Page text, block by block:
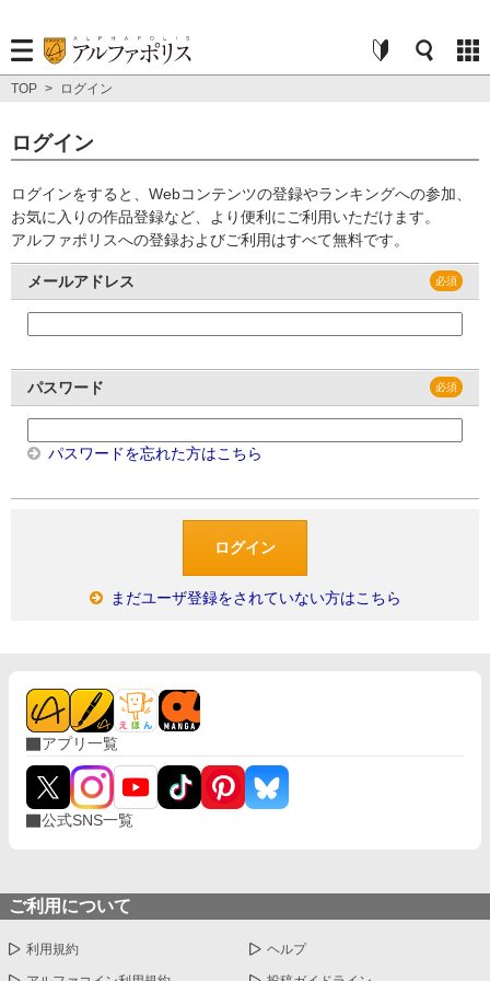
TOP > ログイン
ログイン
ログインをすると、Webコンテンツの登録やランキングへの参加、
お気に入りの作品登録など、より便利にご利用いただけます。
アルファポリスへの登録およびご利用はすべて無料です。
メールアドレス
パスワード
パスワードを忘れた方はこちら
まだユーザ登録をされていない方はこちら
アプリ一覧
公式SNS一覧
ご利用について
利用規約 ヘルプ